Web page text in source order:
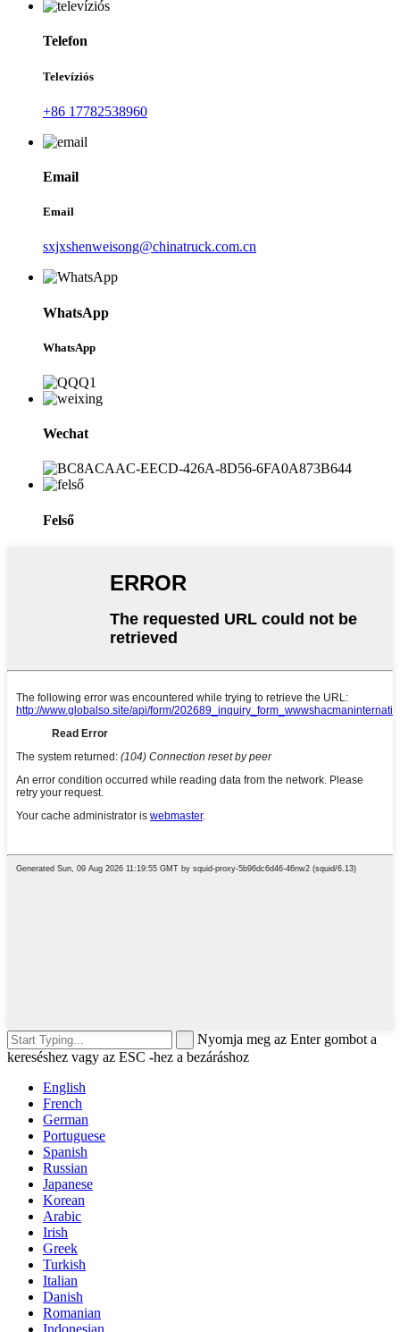
Telefon
Televíziós
+86 17782538960
Email
Email
sxjxshenweisong@chinatruck.com.cn
WhatsApp
WhatsApp
Wechat
Felső
Nyomja meg az Enter gombot a
kereséshez vagy az ESC -hez a bezáráshoz
English
French
German
Portuguese
Spanish
Russian
Japanese
Korean
Arabic
Irish
Greek
Turkish
Italian
Danish
Romanian
Indonesian